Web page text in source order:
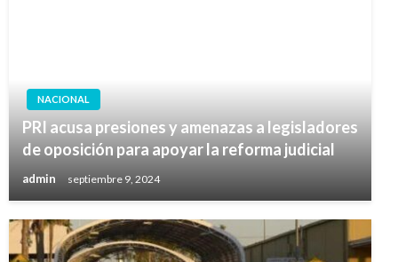
NACIONAL
PRI acusa presiones y amenazas a legisladores
de oposición para apoyar la reforma judicial
admin septiembre 9, 2024